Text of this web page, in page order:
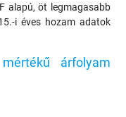
alapú, öt legmagasabb
i éves hozam adatok
árfolyam